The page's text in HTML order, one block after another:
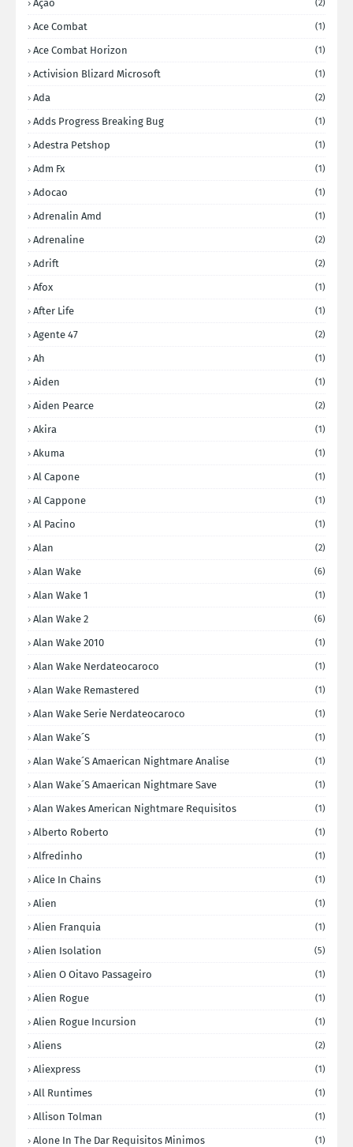
Ação (2)
Ace Combat (1)
Ace Combat Horizon (1)
Activision Blizard Microsoft (1)
Ada (2)
Adds Progress Breaking Bug (1)
Adestra Petshop (1)
Adm Fx (1)
Adocao (1)
Adrenalin Amd (1)
Adrenaline (2)
Adrift (2)
Afox (1)
After Life (1)
Agente 47 (2)
Ah (1)
Aiden (1)
Aiden Pearce (2)
Akira (1)
Akuma (1)
Al Capone (1)
Al Cappone (1)
Al Pacino (1)
Alan (2)
Alan Wake (6)
Alan Wake 1 (1)
Alan Wake 2 (6)
Alan Wake 2010 (1)
Alan Wake Nerdateocaroco (1)
Alan Wake Remastered (1)
Alan Wake Serie Nerdateocaroco (1)
Alan Wake´s (1)
Alan Wake´s Amaerican Nightmare Analise (1)
Alan Wake´s Amaerican Nightmare Save (1)
Alan Wakes American Nightmare Requisitos (1)
Alberto Roberto (1)
Alfredinho (1)
Alice In Chains (1)
Alien (1)
Alien Franquia (1)
Alien Isolation (5)
Alien O Oitavo Passageiro (1)
Alien Rogue (1)
Alien Rogue Incursion (1)
Aliens (2)
Aliexpress (1)
All Runtimes (1)
Allison Tolman (1)
Alone In The Dar Requisitos Minimos (1)